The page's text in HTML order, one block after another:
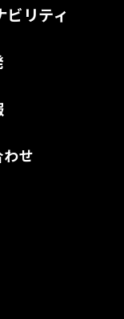
ビリティ
せ